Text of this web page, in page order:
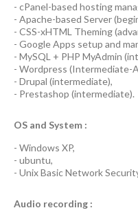
- cPanel-based hosting
- Apache-based Server(
- CSS-xHTML Theming(
- Google Apps setup and
- MySQL + PHP MyAdmin (
- Wordpress (Intermediate-
- Drupal (intermediate),
- Prestashop (intermediate).
OS and System :
- Windows XP,
- ubuntu,
- Unix Basic Network
Audio recording :